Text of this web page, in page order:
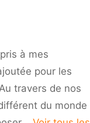
à mes
pour les
travers de nos
du monde